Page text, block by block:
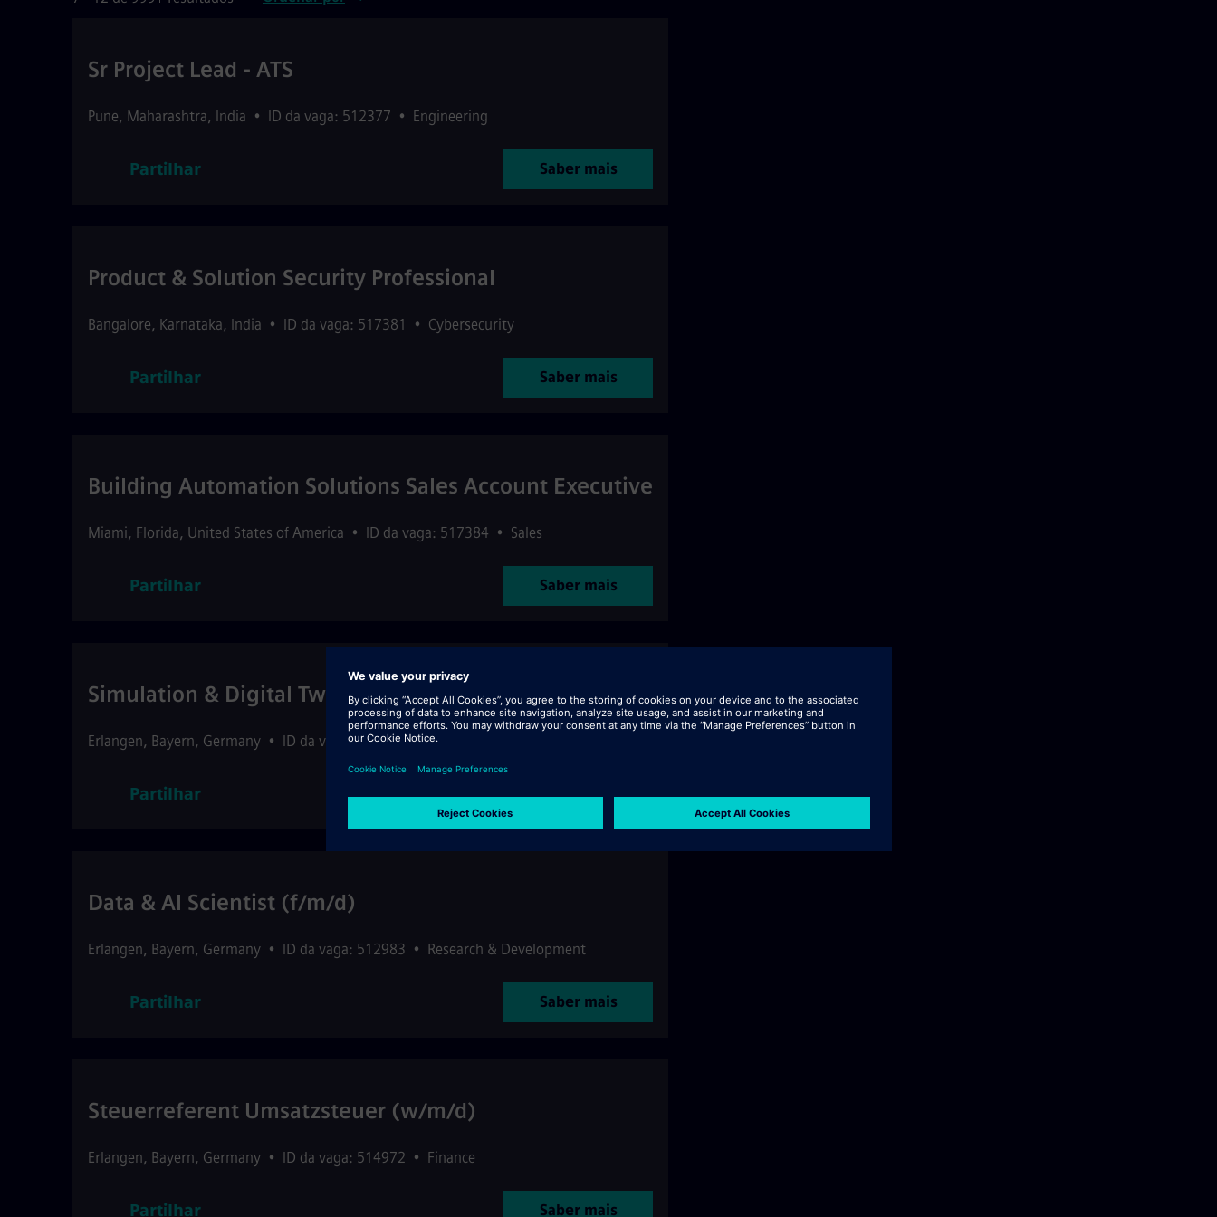
Sr Project Lead - ATS
Pune, Maharashtra, India • ID da vaga: 512377 • Engineering
Partilhar Saber mais
Product & Solution Security Professional
Bangalore, Karnataka, India • ID da vaga: 517381 • Cybersecurity
Partilhar Saber mais
Building Automation Solutions Sales Account Executive
Miami, Florida, United States of America • ID da vaga: 517384 • Sales
Partilhar Saber mais
Simulation & Digital Twin Expert (f/m/d)
Erlangen, Bayern, Germany • ID da vaga: 512982 • Research & Development
Partilhar Saber mais
Data & AI Scientist (f/m/d)
Erlangen, Bayern, Germany • ID da vaga: 512983 • Research & Development
Partilhar Saber mais
Steuerreferent Umsatzsteuer (w/m/d)
Erlangen, Bayern, Germany • ID da vaga: 514972 • Finance
Partilhar Saber mais